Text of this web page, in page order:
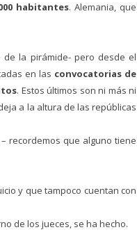
habitantes. Alemania, que
la pirámide- pero desde el
en las convocatorias de
. Estos últimos son ni más ni
a la altura de las repúblicas
recordemos que alguno tiene
y que tampoco cuentan con
de los jueces, se ha hecho.